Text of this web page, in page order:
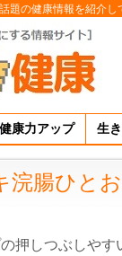
題の健康情報を紹介し
健康力アップ 生
浣腸ひと
押しつぶしやす